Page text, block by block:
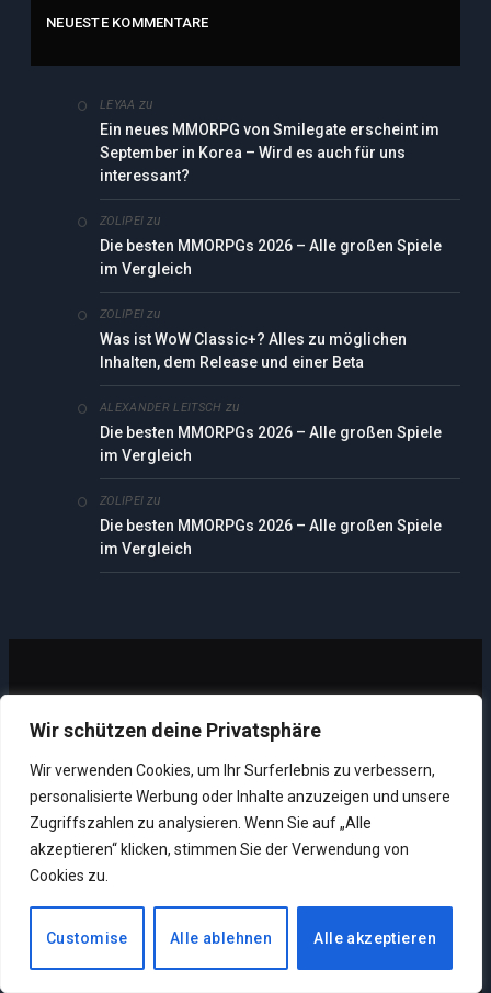
Wir schützen deine Privatsphäre
Wir verwenden Cookies, um Ihr Surferlebnis zu verbessern,
personalisierte Werbung oder Inhalte anzuzeigen und unsere
Zugriffszahlen zu analysieren. Wenn Sie auf „Alle
akzeptieren“ klicken, stimmen Sie der Verwendung von
Cookies zu.
Customise Alle ablehnen Alle akzeptieren
NEUESTE KOMMENTARE
LEYAA zu
Ein neues MMORPG von Smilegate erscheint im
September in Korea – Wird es auch für uns
interessant?
ZOLIPEI zu
Die besten MMORPGs 2026 – Alle großen Spiele
im Vergleich
ZOLIPEI zu
Was ist WoW Classic+? Alles zu möglichen
Inhalten, dem Release und einer Beta
ALEXANDER LEITSCH zu
Die besten MMORPGs 2026 – Alle großen Spiele
im Vergleich
ZOLIPEI zu
Die besten MMORPGs 2026 – Alle großen Spiele
im Vergleich
SEITEN
Datenschutz
Impressum